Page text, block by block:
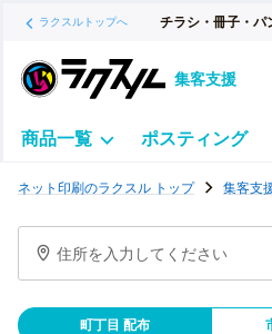
ラクスルトップへ チラシ・冊子・パ
集客支援
商品一覧 ポスティング
テ
グ
ネット印刷のラクスル トップ 集客支
住所を入力してください
町丁目 配布